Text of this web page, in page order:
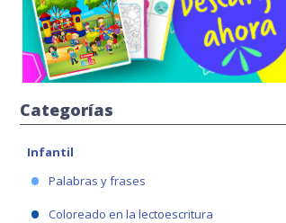
Categorías
Infantil
Palabras y frases
Coloreado en la lectoescritura